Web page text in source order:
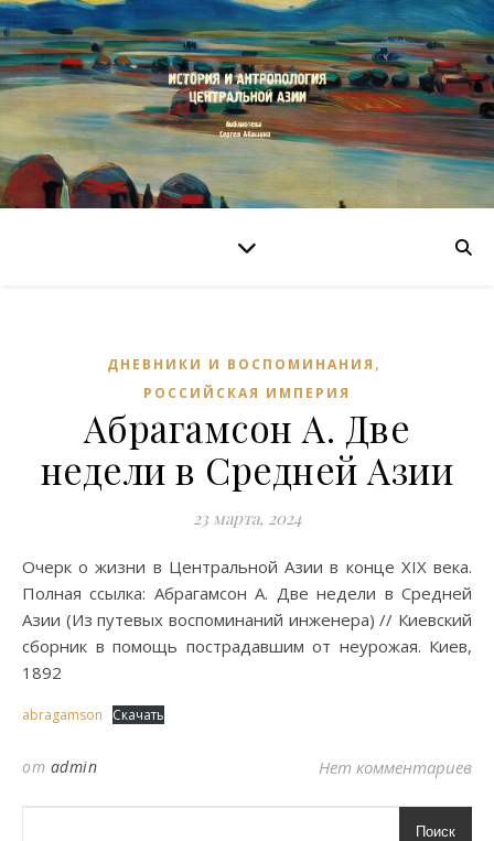
ДНЕВНИКИ И ВОСПОМИНАНИЯ ,
РОССИЙСКАЯ ИМПЕРИЯ
Абрагамсон А. Две
недели в Средней Азии
23 марта, 2024
Очерк о жизни в Центральной Азии в конце XIX века.
Полная ссылка: Абрагамсон А. Две недели в Средней
Азии (Из путевых воспоминаний инженера) // Киевский
сборник в помощь пострадавшим от неурожая. Киев,
1892
abragamson Скачать
от admin Нет комментариев
Поиск